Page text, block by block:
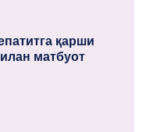
қарши
матбуот